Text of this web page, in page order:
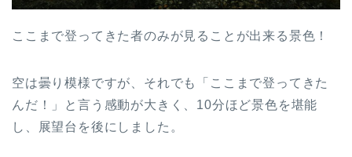
ここまで登ってきた者のみが見ることが出来る景色！
空は曇り模様ですが、それでも「ここまで登ってきた
んだ！」と言う感動が大きく、10分ほど景色を堪能
し、展望台を後にしました。